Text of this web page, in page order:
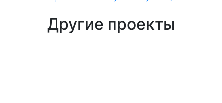
Другие проекты